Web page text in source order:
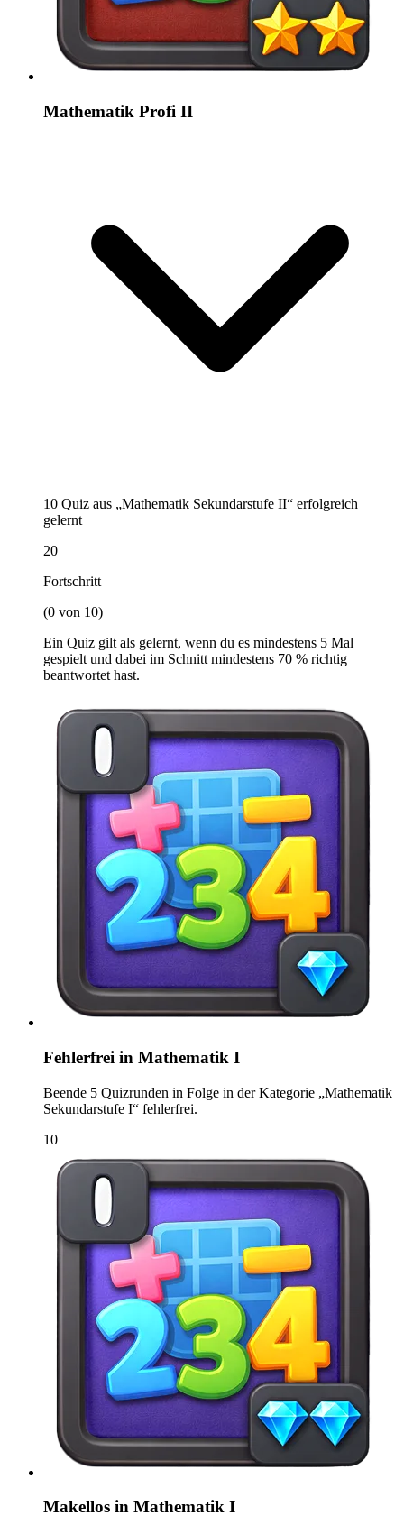
Mathematik Profi II
10 Quiz aus „Mathematik Sekundarstufe II“ erfolgreich
gelernt
20
Fortschritt
(0 von 10)
Ein Quiz gilt als gelernt, wenn du es mindestens 5 Mal
gespielt und dabei im Schnitt mindestens 70 % richtig
beantwortet hast.
Fehlerfrei in Mathematik I
Beende 5 Quizrunden in Folge in der Kategorie „Mathematik
Sekundarstufe I“ fehlerfrei.
10
Makellos in Mathematik I